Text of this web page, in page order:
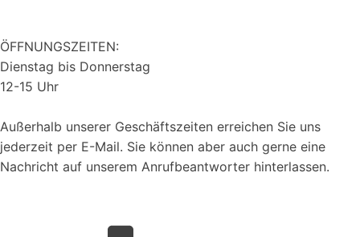
ÖFFNUNGSZEITEN:
Dienstag bis Donnerstag
12-15 Uhr
Außerhalb unserer Geschäftszeiten erreichen Sie uns
jederzeit per E-Mail. Sie können aber auch gerne eine
Nachricht auf unserem Anrufbeantworter hinterlassen.